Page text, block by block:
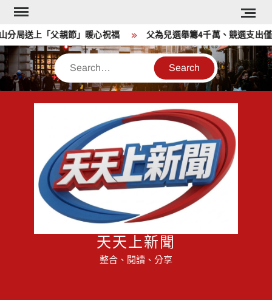
Skip
content
送上「父親節」暖心祝福 父為兒選舉籌4千萬、競選支出僅
Search
天天上新聞
整合、閱讀、分享